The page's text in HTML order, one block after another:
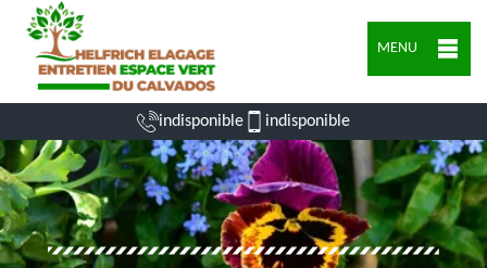
MENU
indisponible indisponible